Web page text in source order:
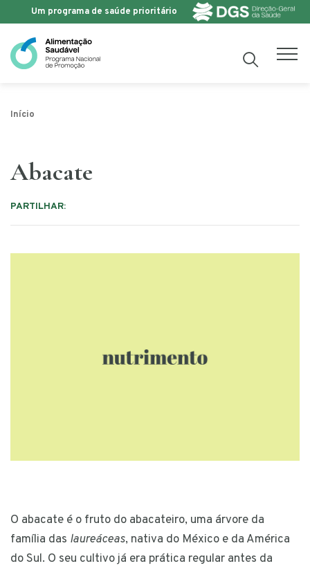
Saltar para o conteúdo
Um programa de saúde prioritário
Início
Abacate
PARTILHAR:
O abacate é o fruto do abacateiro, uma árvore da
família das laureáceas, nativa do México e da América
do Sul. O seu cultivo já era prática regular antes da